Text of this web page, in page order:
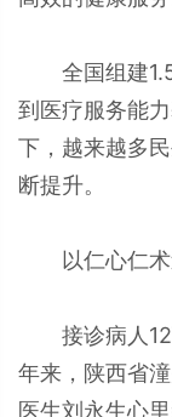
全国组建1.5
到医疗服务能
下，越来越多
断提升。
以仁心仁术
接诊病人12
年来，陕西省
医生刘永生心